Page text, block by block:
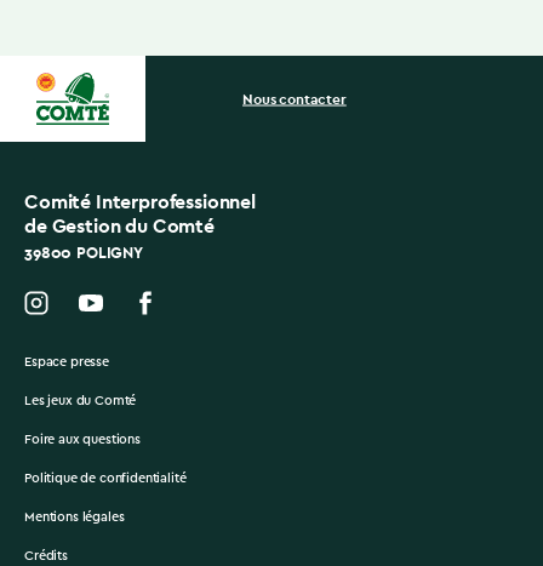
Comité Interprofessionnel
de Gestion du Comté
39800 POLIGNY
Nous contacter
Espace presse
Les jeux du Comté
Foire aux questions
Politique de confidentialité
Mentions légales
Crédits